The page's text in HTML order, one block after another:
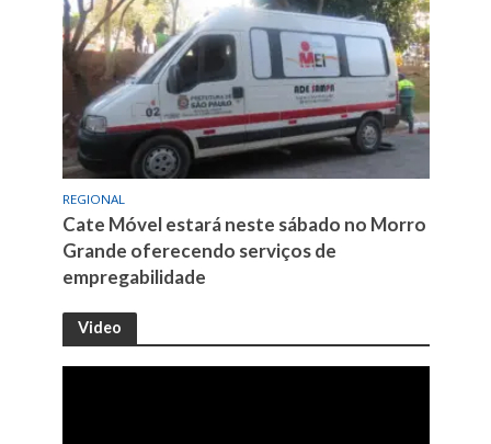
REGIONAL
Cate Móvel estará neste sábado no Morro
Grande oferecendo serviços de
empregabilidade
Video